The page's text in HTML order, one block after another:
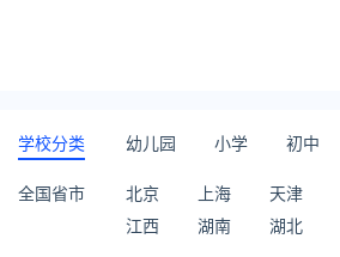
学校分类 幼儿园 小学 初中
全国省市 北京 上海 天津
江西
湖南 湖北